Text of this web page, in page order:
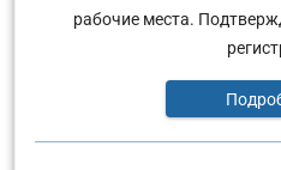
рабочие места.